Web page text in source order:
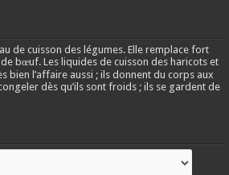
de cuisson des légumes. Elle remplace fort
bœuf. Les liquides de cuisson des haricots et
bien l’affaire aussi ; ils donnent du corps aux
dès qu’ils sont froids ; ils se gardent de